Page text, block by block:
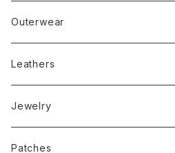
Outerwear
Leathers
Jewelry
Patches